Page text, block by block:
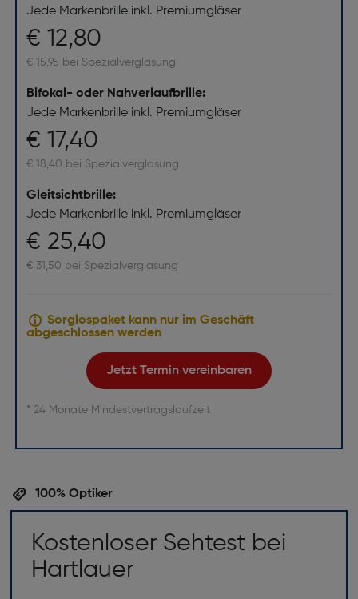
Jede Markenbrille inkl. Premiumgläser
€ 12,80
€ 15,95 bei Spezialverglasung
Bifokal- oder Nahverlaufbrille:
Jede Markenbrille inkl. Premiumgläser
€ 17,40
€ 18,40 bei Spezialverglasung
Gleitsichtbrille:
Jede Markenbrille inkl. Premiumgläser
€ 25,40
€ 31,50 bei Spezialverglasung
Sorglospaket kann nur im Geschäft
abgeschlossen werden
Jetzt Termin vereinbaren
* 24 Monate Mindestvertragslaufzeit
100% Optiker
Kostenloser Sehtest bei
Hartlauer